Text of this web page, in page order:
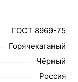
ГОСТ 8969-75
Горячекатаный
Чёрный
Россия